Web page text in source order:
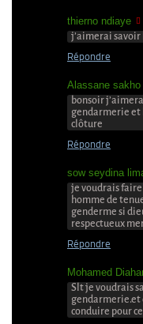
thierno ndiaye
j’aimerai savoir
Répondre
Alassane sakho
bonsoir
gendarmerie et
clôture
Répondre
sow seydina
je voudrais faire
homme de
genderme si
respectueux
Répondre
Mohamed
Slt je voudrais
gendarmerie.et
conduire pour